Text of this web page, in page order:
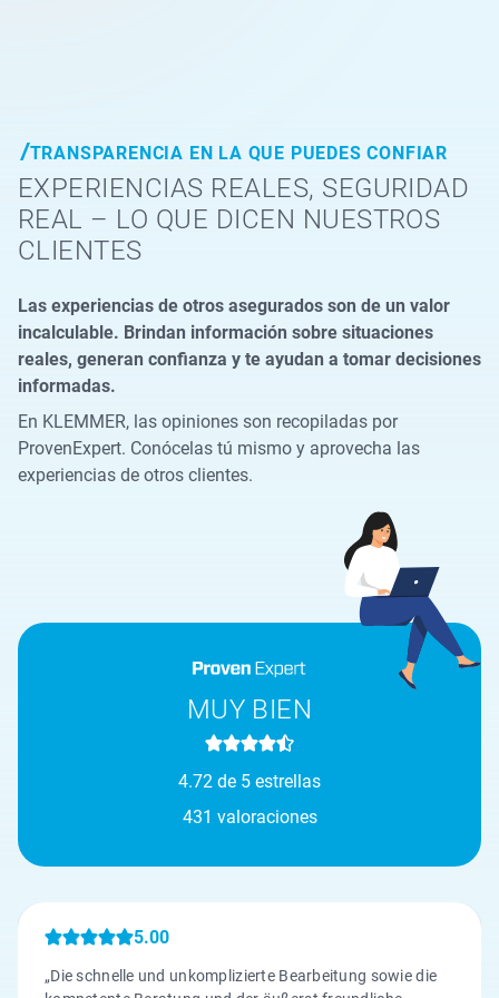
TRANSPARENCIA EN LA QUE PUEDES CONFIAR
EXPERIENCIAS REALES, SEGURIDAD
REAL – LO QUE DICEN NUESTROS
CLIENTES
Las experiencias de otros asegurados son de un valor
incalculable. Brindan información sobre situaciones
reales, generan confianza y te ayudan a tomar decisiones
informadas.
En KLEMMER, las opiniones son recopiladas por
ProvenExpert. Conócelas tú mismo y aprovecha las
experiencias de otros clientes.
MUY BIEN
4.72 de 5 estrellas
431 valoraciones
5.00
„Die schnelle und unkomplizierte Bearbeitung sowie die